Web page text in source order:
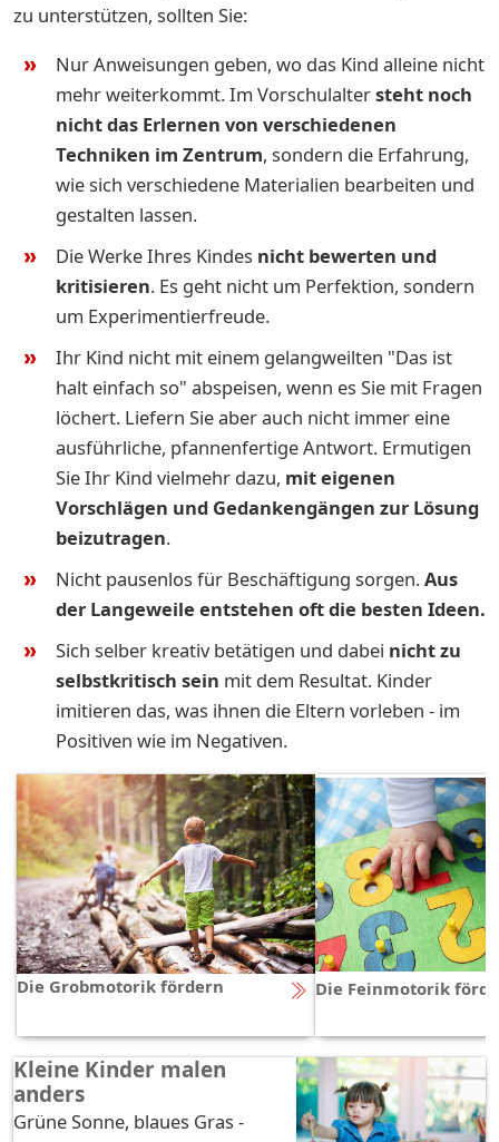
zu unterstützen, sollten Sie:
Nur Anweisungen geben, wo das Kind alleine nicht
mehr weiterkommt. Im Vorschulaltersteht noch
nicht das Erlernen von verschiedenen
Techniken im Zentrum, sondern die Erfahrung,
wie sich verschiedene Materialien bearbeiten und
gestalten lassen.
Die Werke Ihres Kindes nicht bewerten und
kritisieren. Es geht nicht um Perfektion, sondern
um Experimentierfreude.
Ihr Kind nicht mit einem gelangweilten "Das ist
halt einfach so" abspeisen, wenn es Sie mit Fragen
löchert. Liefern Sie aber auch nicht immer eine
ausführliche, pfannenfertige Antwort. Ermutigen
Sie Ihr Kind vielmehr dazu, mit eigenen
Vorschlägen und Gedankengängen zur Lösung
beizutragen.
Nicht pausenlos für Beschäftigung sorgen.Aus
der Langeweile entstehen oft die besten Ideen.
Sich selber kreativ betätigen und dabei nicht zu
selbstkritisch sein mit dem Resultat. Kinder
imitieren das, was ihnen die Eltern vorleben - im
Positiven wie im Negativen.
Die Grobmotorik fördern Die Feinmotorik
Kleine Kinder malen
anders
Grüne Sonne, blaues Gras -